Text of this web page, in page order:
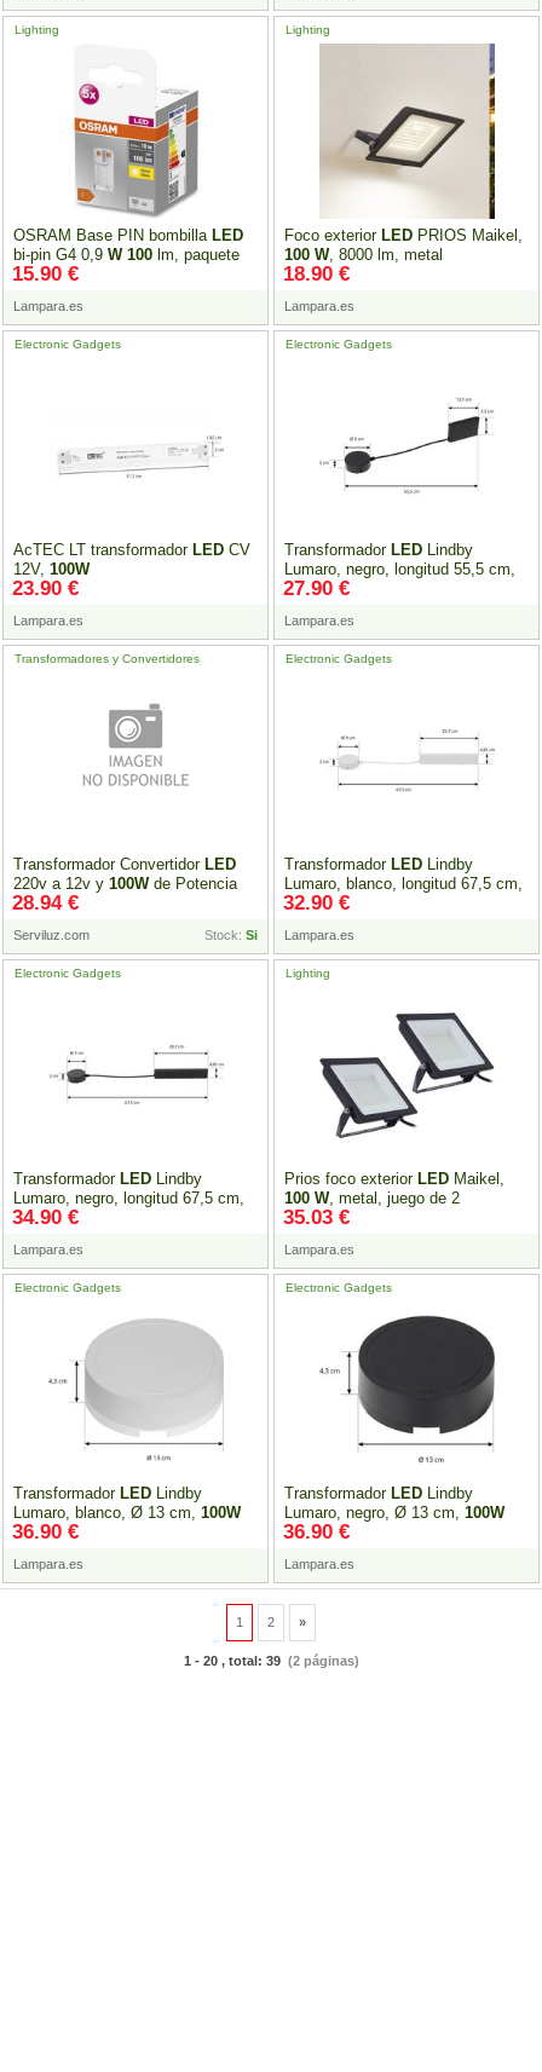
OSRAM Base PIN bombilla LED
bi-pin G4 0,9 W 100 lm, paquete
de 5 unidades
Lighting
Lampara.es
15.90 €
Foco exterior LED PRIOS Maikel,
100 W, 8000 lm, metal
Lighting
Lampara.es
18.90 €
AcTEC LT transformador LED CV
12V, 100W
Electronic Gadgets
Lampara.es
23.90 €
Transformador LED Lindby
Lumaro, negro, longitud 55,5 cm,
100W
Electronic Gadgets
Lampara.es
27.90 €
Transformador Convertidor LED
220v a 12v y 100Wde Potencia
Transformadores y Convertidores
Serviluz.com Stock: Si
28.94 €
Transformador LED Lindby
Lumaro, blanco, longitud 67,5 cm,
100W
Electronic Gadgets
Lampara.es
32.90 €
Transformador LED Lindby
Lumaro, negro, longitud 67,5 cm,
100W
Electronic Gadgets
Lampara.es
34.90 €
Prios foco exterior LED Maikel,
100 W, metal, juego de 2
Lighting
Lampara.es
35.03 €
Transformador LED Lindby
Lumaro, blanco, Ø 13 cm, 100W
Electronic Gadgets
Lampara.es
36.90 €
Transformador LED Lindby
Lumaro, negro, Ø 13 cm, 100W
Electronic Gadgets
Lampara.es
36.90 €
1 2 »
1 - 20 , total: 39(2 páginas)